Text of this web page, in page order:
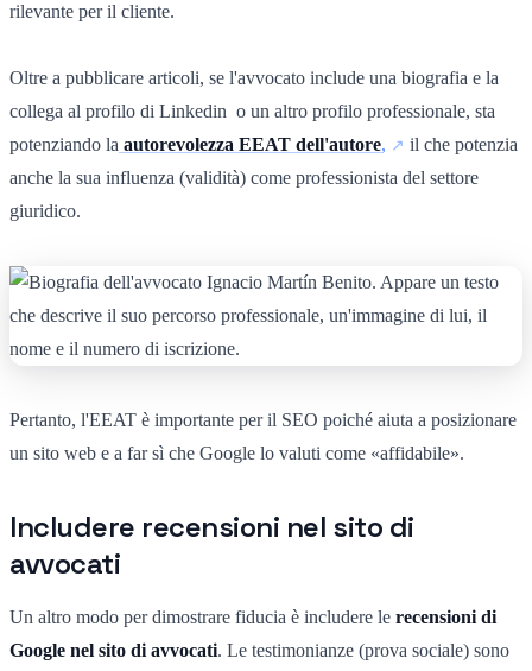
rilevante per il cliente.
Oltre a pubblicare articoli, se l'avvocato include una biografia e la
collega al profilo di Linkedin o un altro profilo professionale, sta
potenziando la autorevolezza EEAT dell'autore,
il che potenzia
anche la sua influenza (validità) come professionista del settore
giuridico.
Pertanto, l'EEAT è importante per il SEO poiché aiuta a posizionare
un sito web e a far sì che Google lo valuti come «affidabile».
Includere recensioni nel sito di
avvocati
Un altro modo per dimostrare fiducia è includere le recensioni di
Google nel sito di avvocati. Le testimonianze (prova sociale) sono